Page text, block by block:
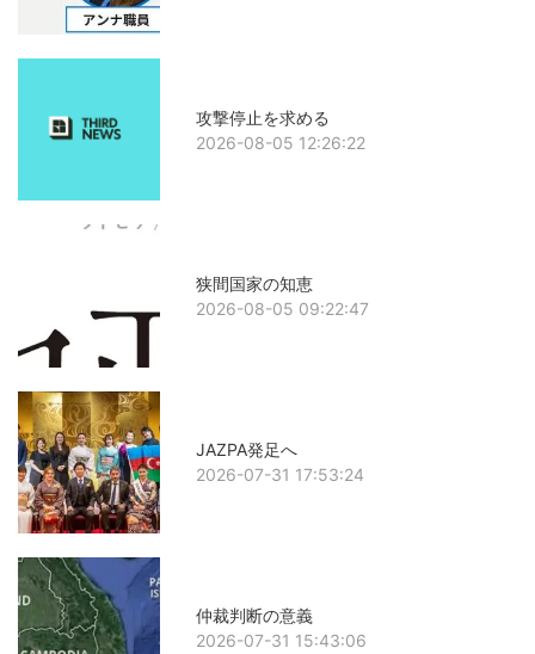
攻撃停止を求める
2026-08-05 12:26:22
狭間国家の知恵
2026-08-05 09:22:47
JAZPA発足へ
2026-07-31 17:53:24
仲裁判断の意義
2026-07-31 15:43:06